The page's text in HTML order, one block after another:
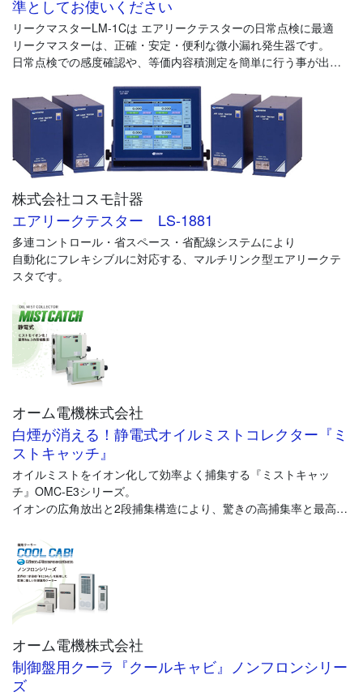
準としてお使いください
リークマスターLM-1Cは エアリークテスターの日常点検に最適
リークマスターは、正確・安定・便利な微小漏れ発生器です。
日常点検での感度確認や、等価内容積測定を簡単に行う事が出来
コスモ計器ではリーク量の表記を「等価流量」と「換算流量」の
併記で行っています。
等価流量で流量校正すると、温度・気圧によらない漏れ穴基準の
流量表示になります。
LM-1C：https://www.cosmo-k.co.jp/peripheral/lm-1c/
株式会社コスモ計器
エアリークテスター LS-1881
多連コントロール・省スペース・省配線システムにより
自動化にフレキシブルに対応する、マルチリンク型エアリークテ
スタです。
オーム電機株式会社
白煙が消える！静電式オイルミストコレクター『ミ
ストキャッチ』
オイルミストをイオン化して効率よく捕集する『ミストキャッ
チ』OMC-E3シリーズ。
イオンの広角放出と2段捕集構造により、驚きの高捕集率と最高吸
油性、水溶性どちらのオイルミストにも対応可能。
オーム電機株式会社
制御盤用クーラ『クールキャビ』ノンフロンシリー
ズ